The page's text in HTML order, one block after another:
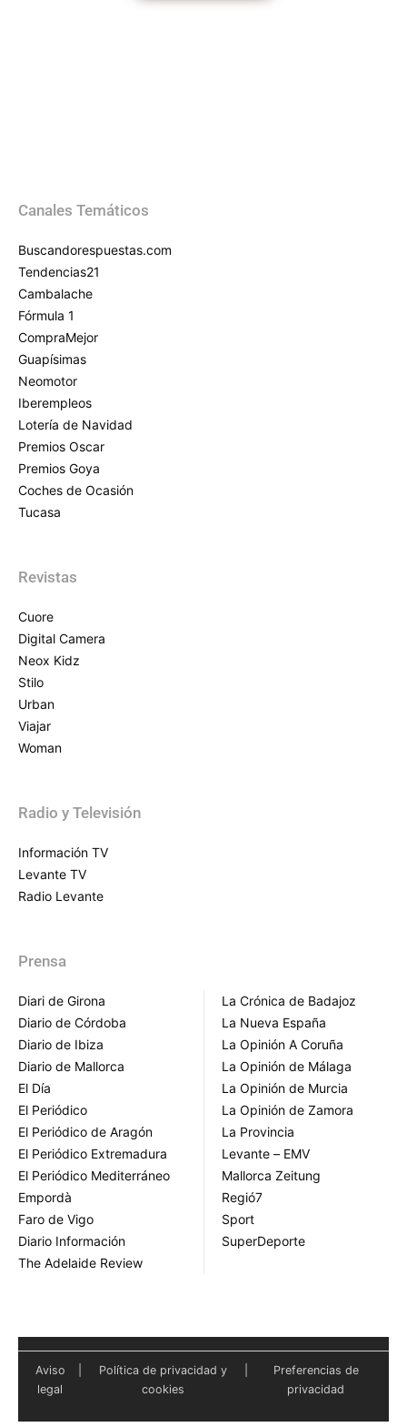
Canales Temáticos
Buscandorespuestas.com
Tendencias21
Cambalache
Fórmula 1
CompraMejor
Guapísimas
Neomotor
Iberempleos
Lotería de Navidad
Premios Oscar
Premios Goya
Coches de Ocasión
Tucasa
Revistas
Cuore
Digital Camera
Neox Kidz
Stilo
Urban
Viajar
Woman
Radio y Televisión
Información TV
Levante TV
Radio Levante
Prensa
Diari de Girona
Diario de Córdoba
Diario de Ibiza
Diario de Mallorca
El Día
El Periódico
El Periódico de Aragón
El Periódico Extremadura
El Periódico Mediterráneo
Empordà
Faro de Vigo
Diario Información
The Adelaide Review
La Crónica de Badajoz
La Nueva España
La Opinión A Coruña
La Opinión de Málaga
La Opinión de Murcia
La Opinión de Zamora
La Provincia
Levante – EMV
Mallorca Zeitung
Regió7
Sport
SuperDeporte
Aviso
legal
Política de privacidad y
cookies
Preferencias de
privacidad